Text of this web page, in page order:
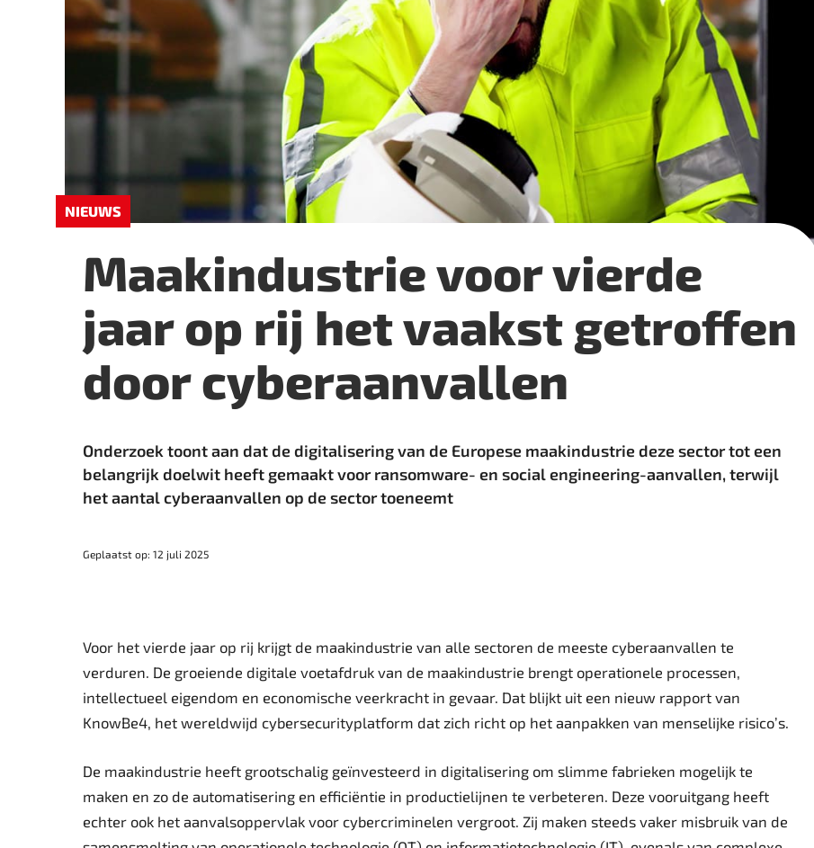
NIEUWS
Maakindustrie voor vierde
jaar op rij het vaakst getroffen
door cyberaanvallen
Onderzoek toont aan dat de digitalisering van de Europese maakindustrie deze sector tot een
belangrijk doelwit heeft gemaakt voor ransomware- en social engineering-aanvallen, terwijl
het aantal cyberaanvallen op de sector toeneemt
Geplaatst op: 12 juli 2025
Voor het vierde jaar op rij krijgt de maakindustrie van alle sectoren de meeste cyberaanvallen te
verduren. De groeiende digitale voetafdruk van de maakindustrie brengt operationele processen,
intellectueel eigendom en economische veerkracht in gevaar. Dat blijkt uit een nieuw rapport van
KnowBe4, het wereldwijd cybersecurityplatform dat zich richt op het aanpakken van menselijke risico’s.
De maakindustrie heeft grootschalig geïnvesteerd in digitalisering om slimme fabrieken mogelijk te
maken en zo de automatisering en efficiëntie in productielijnen te verbeteren. Deze vooruitgang heeft
echter ook het aanvalsoppervlak voor cybercriminelen vergroot. Zij maken steeds vaker misbruik van de